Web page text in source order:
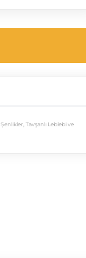
Şenlikler, Tavşanlı Leblebi ve